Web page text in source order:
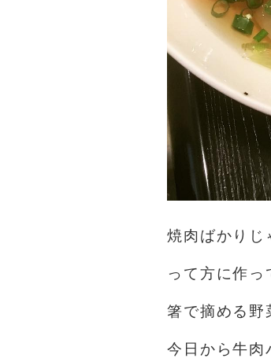
焼肉ばかり
って方に作
箸で摘める野
今日から牛肉